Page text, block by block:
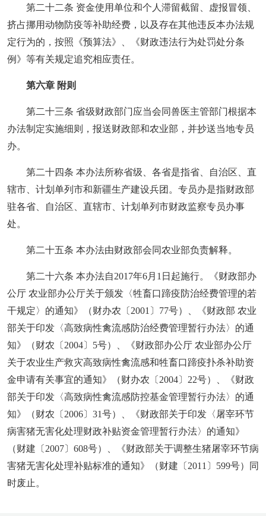
第二十二条 资金使用单位和个人滞留截留、虚报冒领、
挤占挪用动物防疫等补助经费，以及存在其他违反本办法规
定行为的，按照《预算法》、《财政违法行为处罚处分条
例》等有关规定追究相应责任。
第六章 附则
第二十三条 省级财政部门应当会同兽医主管部门根据本
办法制定实施细则，报送财政部和农业部，并抄送当地专员
办。
第二十四条 本办法所称省级、各省是指省、自治区、直
辖市、计划单列市和新疆生产建设兵团。专员办是指财政部
驻各省、自治区、直辖市、计划单列市财政监察专员办事
处。
第二十五条 本办法由财政部会同农业部负责解释。
第二十六条 本办法自2017年6月1日起施行。《财政部办
公厅 农业部办公厅关于颁发〈牲畜口蹄疫防治经费管理的若
干规定〉的通知》（财办农〔2001〕77号）、《财政部 农业
部关于印发〈高致病性禽流感防治经费管理暂行办法〉的通
知》（财农〔2004〕5号）、《财政部办公厅 农业部办公厅
关于农业生产救灾高致病性禽流感和牲畜口蹄疫扑杀补助资
金申请有关事宜的通知》（财办农〔2004〕22号）、《财政
部关于印发〈高致病性禽流感防控基金管理暂行办法〉的通
知》（财农〔2006〕31号）、《财政部关于印发〈屠宰环节
病害猪无害化处理财政补贴资金管理暂行办法〉的通知》
（财建〔2007〕608号）、《财政部关于调整生猪屠宰环节病
害猪无害化处理补贴标准的通知》（财建〔2011〕599号）同
时废止。